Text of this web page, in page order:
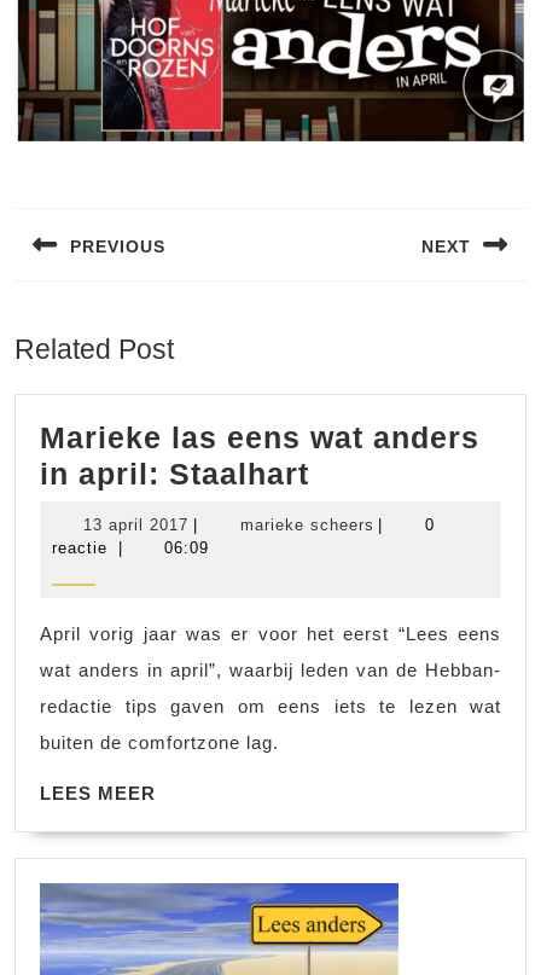
PREVIOUS NEXT
Related Post
Marieke las eens wat anders
in april: Staalhart
eens
13 april 2017 13
april
| marieke scheers marieke
|
0
reactie
| 06:09
April vorig jaar was er voor het eerst “Lees eens
wat anders in april”, waarbij leden van de Hebban-
redactie tips gaven om eens iets te lezen wat
buiten de comfortzone lag.
LEES MEER